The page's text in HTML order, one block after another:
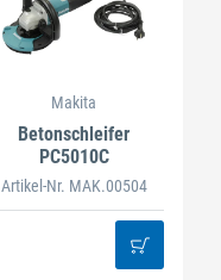
Makita
Betonschleifer
PC5010C
Artikel-Nr. MAK.00504